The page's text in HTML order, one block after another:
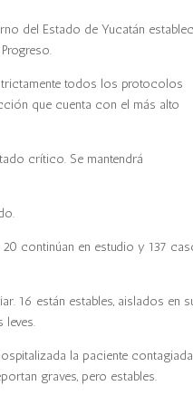
del Estado de Yucatán
todos los protocolos
que cuenta con el más alto
crítico. Se mantendrá
continúan en estudio y 137
16 están estables, aislados en
leves.
la paciente
graves, pero estables.